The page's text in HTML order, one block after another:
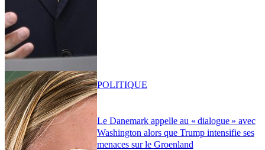
Le Danemark appelle au « dialogue » avec
Washington alors que Trump intensifie ses
menaces sur le Groenland
POLITIQUE